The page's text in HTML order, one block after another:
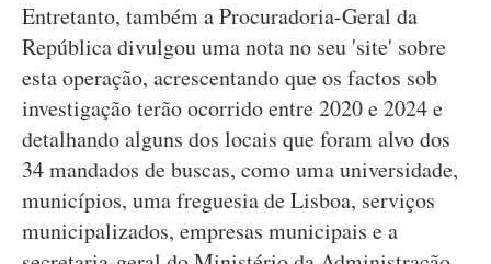
Entretanto, também a Procuradoria-Geral da
República divulgou uma nota no seu 'site' sobre
esta operação, acrescentando que os factos sob
investigação terão ocorrido entre 2020 e 2024 e
detalhando alguns dos locais que foram alvo dos
34 mandados de buscas, como uma universidade,
municípios, uma freguesia de Lisboa, serviços
municipalizados, empresas municipais e a